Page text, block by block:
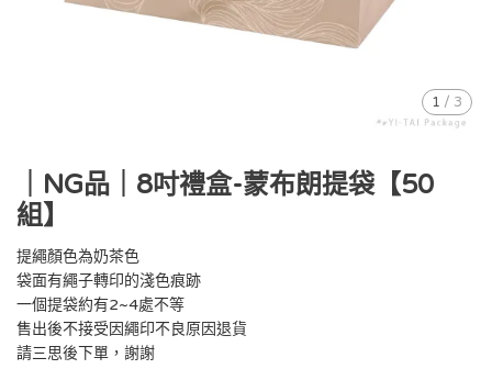
1 / 3
｜NG品｜8吋禮盒-蒙布朗提袋【50
組】
提繩顏色為奶茶色
袋面有繩子轉印的淺色痕跡
一個提袋約有2~4處不等
售出後不接受因繩印不良原因退貨
請三思後下單，謝謝